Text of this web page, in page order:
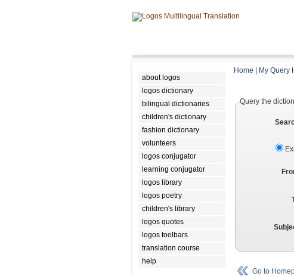
about logos
logos dictionary
bilingual dictionaries
children's dictionary
fashion dictionary
volunteers
logos conjugator
learning conjugator
logos library
logos poetry
children's library
logos quotes
logos toolbars
translation course
help
Home My Query
Query the
Go to